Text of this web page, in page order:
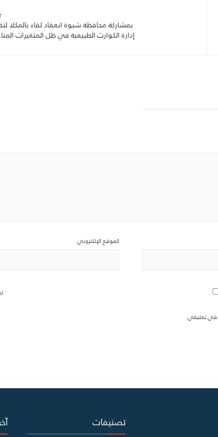
بمشاركة محافظة شبوة انعقاد لقاء بالمكلا
إدارة الكوارث الطبيعية في ظل المتغيرات
الموقع الإلكتروني
في تعليقي.
تصنيفات